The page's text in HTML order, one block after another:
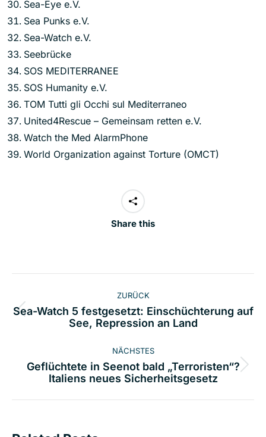
Sea-Eye e.V.
Sea Punks e.V.
Sea-Watch e.V.
Seebrücke
SOS MEDITERRANEE
SOS Humanity e.V.
TOM Tutti gli Occhi sul Mediterraneo
United4Rescue – Gemeinsam retten e.V.
Watch the Med AlarmPhone
World Organization against Torture (OMCT)
Share this
ZURÜCK
Vorheriger
Sea-Watch 5 festgesetzt: Einschüchterung auf
See, Repression an Land
NÄCHSTES
Nächster
Geflüchtete in Seenot bald „Terroristen“?
Italiens neues Sicherheitsgesetz